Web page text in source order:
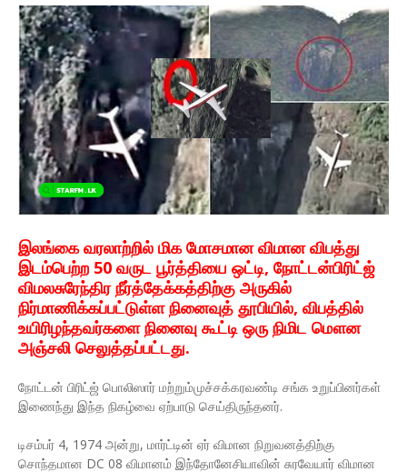
இலங்கை வரலாற்றில் மிக மோசமான விமான விபத்து
இடம்பெற்ற 50 வருட பூர்த்தியை ஒட்டி, நோட்டன்பிரிட்ஜ்
விமலசுரேந்திர நீர்த்தேக்கத்திற்கு அருகில்
நிர்மாணிக்கப்பட்டுள்ள நினைவுத் தூபியில், விபத்தில்
உயிரிழந்தவர்களை நினைவு கூட்டி ஒரு நிமிட மௌன
அஞ்சலி செலுத்தப்பட்டது.
நோட்டன் பிரிட்ஜ் பொலிஸார் மற்றும்முச்சக்கரவண்டி சங்க உறுப்பினர்கள்
இணைந்து இந்த நிகழ்வை ஏற்பாடு செய்திருந்தனர்.
டிசம்பர் 4, 1974 அன்று, மார்ட்டின் ஏர் விமான நிறுவனத்திற்கு
சொந்தமான DC 08 விமானம் இந்தோனேசியாவின் சுரவேயார் விமான